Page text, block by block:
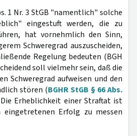
1 Nr. 3 StGB "namentlich" solche
eingestuft werden, die zu
hat vornehmlich den Sinn,
Schweregrad auszuscheiden,
Regelung bedeuten (BGH
soll vielmehr sein, daß die
Schweregrad aufweisen und den
stören (BGHR StGB § 66 Abs.
Erheblichkeit einer Straftat ist
Erfolg zu messen